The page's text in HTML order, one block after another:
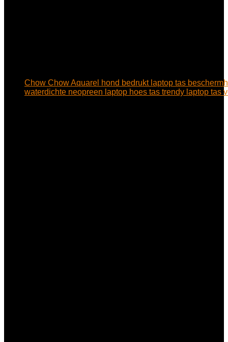
Chow Chow Aquarel hond bedrukt laptop tas
waterdichte neopreen laptop hoes tas trendy laptop tas